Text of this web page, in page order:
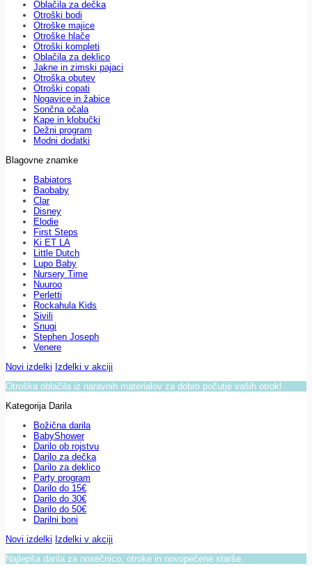
Oblačila za dečka
Otroški bodi
Otroške majice
Otroške hlače
Otroški kompleti
Oblačila za deklico
Jakne in zimski pajaci
Otroška obutev
Otroški copati
Nogavice in žabice
Sončna očala
Kape in klobučki
Dežni program
Modni dodatki
Blagovne znamke
Babiators
Baobaby
Clar
Disney
Elodie
First Steps
Ki ET LA
Little Dutch
Lupo Baby
Nursery Time
Nuuroo
Perletti
Rockahula Kids
Sivili
Snugi
Stephen Joseph
Venere
Novi izdelki Izdelki v akciji
Otroška oblačila iz naravnih materialov za dobro počutje vaših otrok!
Kategorija Darila
Božična darila
BabyShower
Darilo ob rojstvu
Darilo za dečka
Darilo za deklico
Party program
Darilo do 15€
Darilo do 30€
Darilo do 50€
Darilni boni
Novi izdelki Izdelki v akciji
Najlepša darila za nosečnico, otroke in novopečene starše.